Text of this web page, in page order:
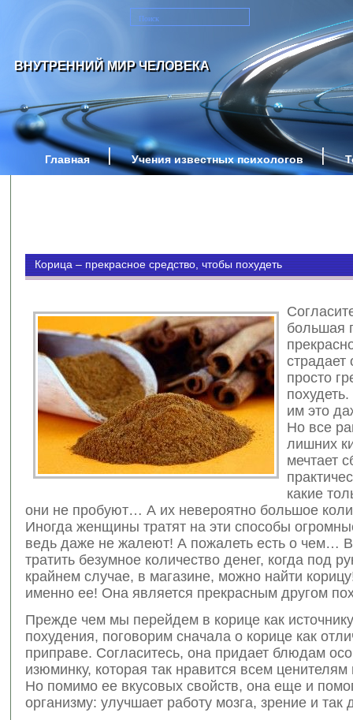
ВНУТРЕННИЙ МИР ЧЕЛОВЕКА
Главная Учения известных психологов
Корица – прекрасное средство, чтобы похудеть
большая
страдает
просто
им это
Но все
лишних
мечтает
какие
они не пробуют… А их невероятно большое
Иногда женщины тратят на эти способы
ведь даже не жалеют! А пожалеть есть о чем…
тратить безумное количество денег, когда под
крайнем случае, в магазине, можно найти
именно ее! Она является прекрасным другом
Прежде чем мы перейдем в корице как
похудения, поговорим сначала о корице как
приправе. Согласитесь, она придает блюдам
изюминку, которая так нравится всем
Но помимо ее вкусовых свойств, она еще и
организму: улучшает работу мозга, зрение и так